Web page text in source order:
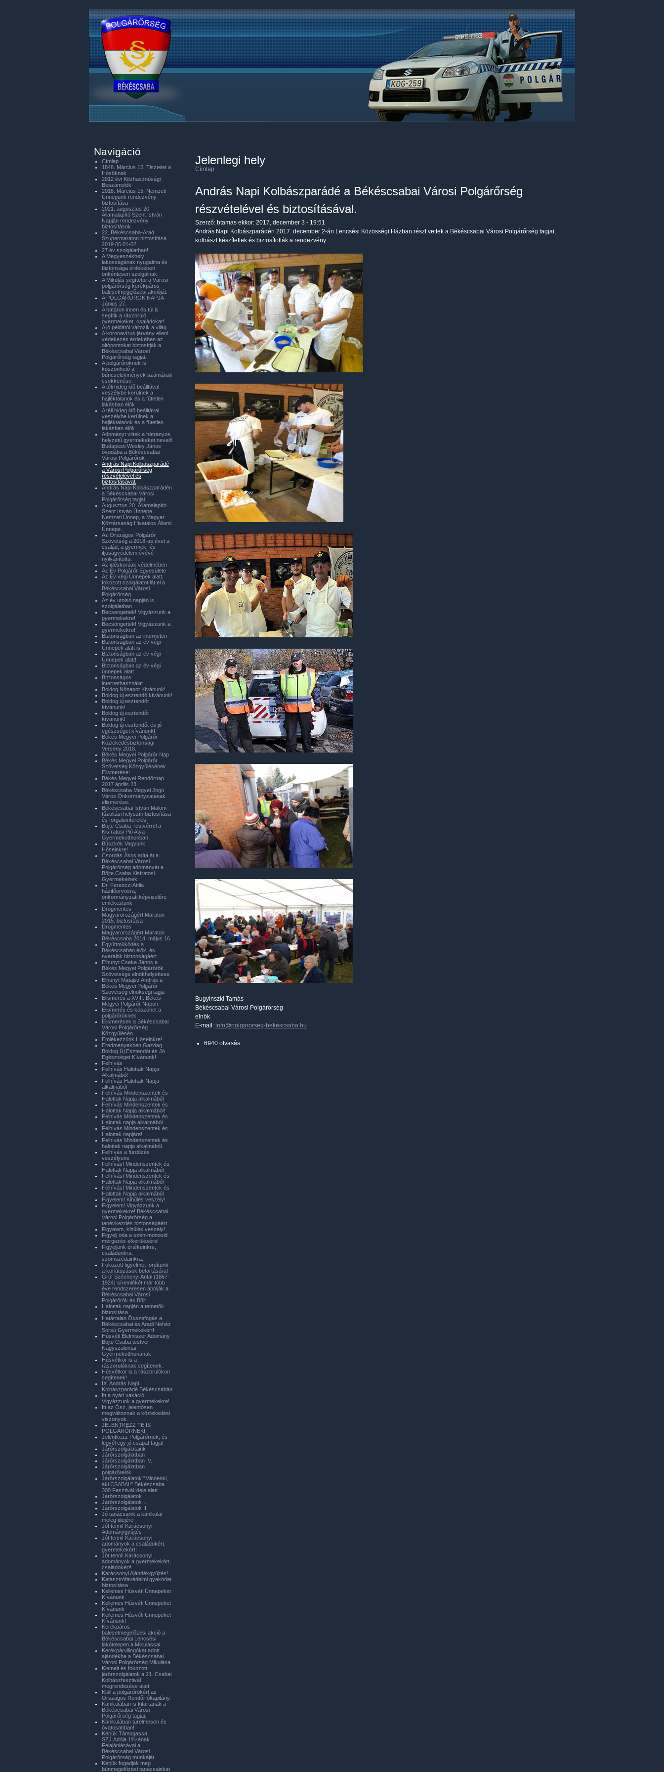
Jelenlegi hely
Címlap
András Napi Kolbászparádé a Békéscsabai Városi Polgárőrség
részvételével és biztosításával.
Szerző: btamas ekkor: 2017, december 3 - 19:51
András Napi Kolbászparádén 2017. december 2-án Lencsési Közösségi Házban részt vettek a Békéscsabai Városi Polgárőrség tagjai,
kolbászt készítettek és biztosították a rendezvény.
Bugyinszki Tamás
Békéscsabai Városi Polgárőrség
elnök
E-mail: info@polgarorseg-bekescsaba.hu
6940 olvasás
Navigáció
Címlap
1848. Március 15. Tisztelet a
Hősöknek
2012 évi Közhasznúsági
Beszámolók
2018. Március 15. Nemzeti
Ünnepünk rendezvény
biztosítása
2021. augusztus 20.
Államalapító Szent István
Napján rendezvény
biztosítások
22, Békéscsaba-Arad
Szupermaraton biztosítása
2019.06.01-02.
27 év szolgálatban!
A Megyeszékhely
lakosságának nyugalma és
biztonsága érdekében
önkéntesen szolgálnak.
A Mikulás segítette a Városi
polgárőrség kerékpáros
balesetmegelőzési akcióját.
A POLGÁRŐRÖK NAPJA
Június 27.
A határon innen és túl is
segítik a rászoruló
gyermekeket, családokat!
A jó példától változik a világ
A koronavírus járvány elleni
védekezés érdekében az
oltópontokat biztosítják a
Békéscsabai Városi
Polgárőrség tagjai.
A polgárőröknek is
köszönhető a
bűncselekmények számának
csökkenése.
A téli hideg idő beálltával
veszélybe kerülnek a
hajléktalanok és a fűtetlen
lakásban élők
A téli hideg idő beálltával
veszélybe kerülnek a
hajléktalanok és a fűtetlen
lakásban élők
Adományt vittek a hátrányos
helyzetű gyermekeket nevelő
Budapesti Wesley János
óvodába a Békéscsabai
Városi Polgárőrök
András Napi Kolbászparádé
a Városi Polgárőrség
részvételével és
biztosításával.
András Napi Kolbászparádén
a Békéscsabai Városi
Polgárőrség tagjai.
Augusztus 20. Államalapító
Szent István Ünnepe,
Nemzeti Ünnep, a Magyar
Köztársaság Hivatalos Állami
Ünnepe.
Az Országos Polgárőr
Szövetség a 2018-as évet a
család, a gyermek- és
ifjúságvédelem évévé
nyilvánította.
Az időskorúak védelmében
Az Év Polgárőr Egyesülete
Az Év végi Ünnepek alatt,
fokozott szolgálatot lát el a
Békéscsabai Városi
Polgárőrség
Az év utolsó napján is
szolgálatban
Becsengettek! Vigyázzunk a
gyermekekre!
Becsöngettek! Vigyázzunk a
gyermekekre!
Biztonságban az interneten
Biztonságban az év végi
Ünnepek alatt is!
Biztonságban az év végi
Ünnepek alatt!
Biztonságban az év végi
ünnepek alatt
Biztonságos
internethasználat
Boldog Nőnapot Kívánunk!
Boldog új esztendő kívánunk!
Boldog új esztendőt
kívánunk!
Boldog új esztendőt
kívánunk!
Boldog új esztendőt és jó
egészséget kívánunk!
Békés Megyei Polgárőr
Közlekedésbiztonsági
Verseny 2018.
Békés Megyei Polgárőr Nap
Békés Megyei Polgárőr
Szövetség Közgyűlésének
Elismerése!
Békés Megyei Rendőrnap
2017.április 23.
Békéscsaba Megyei Jogú
Város Önkormányzatának
elismerése.
Békéscsabai István Malom
tűzoltási helyszín biztosítása
és forgalomterelés.
Böjte Csaba Testvérrel a
Kisíratosi Pió Atya
Gyermekotthonban
Büszkék Vagyunk
Hőseinkre!
Csordás Ákos adta át a
Békéscsabai Városi
Polgárőrség adományát a
Böjte Csaba Kisíratosi
Gyermekeinek.
Dr. Ferenczi Attila
házifőorvosra,
önkormányzati képviselőre
emlékeztünk
Drogmentes
Magyarországért Maraton
2015. biztosítása
Drogmentes
Magyarországért Maraton
Békéscsaba 2014. május 16.
Együttműködés a
Békéscsabán élők, és
nyaralók biztonságáért
Elhunyt Cseke János a
Békés Megyei Polgárőrök
Szövetsége elnökhelyettese
Elhunyt Matajsz András a
Békés Megyei Polgárőr
Szövetség elnökségi tagja
Elismerés a XVIII. Békés
Megyei Polgárőr Napon
Elismerés és köszönet a
polgárőröknek.
Elismerések a Békéscsabai
Városi Polgárőrség
Közgyűlésén.
Emlékezzünk Hőseinkre!
Eredményekben Gazdag
Boldog Új Esztendőt és Jó
Egészséget Kívánunk!
Felhívás
Felhívás Halottak Napja
Alkalmából
Felhívás Halottak Napja
alkalmából
Felhívás Mindenszentek és
Halottak Napja alkalmából
Felhívás Mindenszentek és
Halottak Napja alkalmából!
Felhívás Mindenszentek és
Halottak napja alkalmából.
Felhívás Mindenszentek és
Halottak napjára!
Felhívás Mindenszentek és
halottak napja alkalmából.
Felhívás a fürdőzés
veszélyeire
Felhívás! Mindenszentek és
Halottak Napja alkalmából
Felhívás! Mindenszentek és
Halottak Napja alkalmából
Felhívás! Mindenszentek és
Halottak Napja alkalmából
Figyelem! Kihűlés veszély!
Figyelem! Vigyázzunk a
gyermekekre! Békéscsabai
Városi Polgárőrség a
tanévkezdés biztonságáért.
Figyelem, kihűlés veszély!
Figyelj oda a szén-monoxid
mérgezés elkerülésére!
Figyeljünk értékeinkre,
családunkra,
szomszédainkra.
Fokozott figyelmet fordítunk
a korlátozások betartására!
Gróf Széchenyi Antal (1867-
1924) síremlékét már több
éve rendszeresen ápolják a
Békéscsabai Városi
Polgárőrök és Böjt
Halottak napján a temetők
biztosítása.
Határtalan Összefogás a
Békéscsabai és Aradi Nehéz
Sorsú Gyermekekért!
Húsvéti Élelmiszer Adomány
Böjte Csaba testvér
Nagyszalontai
Gyermekotthonának
Húsvétkor is a
rászorulóknak segítenek.
Húsvétkor is a rászorulókon
segítenek!
IX. András Napi
Kolbászparádé Békéscsabán
Itt a nyári vakáció!
Vigyázzunk a gyermekekre!
Itt az Ősz, jelentősen
megváltoznak a közlekedési
viszonyok.
JELENTKEZZ TE IS
POLGÁRŐRNEK!
Jelentkezz Polgárőrnek, és
legyél egy jó csapat tagja!
Járőrszolgálataink
Járőrszolgálatban
Járőrszolgálatban IV.
Járőrszolgálatban
polgárőreink
Járőrszolgálatok "Mindenki,
aki CSABAI!" Békéscsaba
300 Fesztivál ideje alatt.
Járőrszolgálatok
Járőrszolgálatok I.
Járőrszolgálatok II.
Jó tanácsaink a kánikulai
meleg idejére
Jót tenni! Karácsonyi
Adománygyűjtés
Jót tenni! Karácsonyi
adományok a családokért,
gyermekekért!
Jót tenni! Karácsonyi
adományok a gyermekekért,
családokért!
Karácsonyi Ajándékgyűjtés!
Katasztrófavédelmi gyakorlat
biztosítása
Kellemes Húsvéti Ünnepeket
Kívánunk
Kellemes Húsvéti Ünnepeket
Kívánunk
Kellemes Húsvéti Ünnepeket
Kívánunk!
Kerékpáros
balesetmegelőzési akció a
Békéscsabai Lencsési
lakótelepen a Mikulással.
Kerékpárvillogókat adott
ajándékba a Békéscsabai
Városi Polgárőrség Mikulása.
Kiemelt és fokozott
járőrszolgálatok a 21. Csabai
Kolbászfesztivál
megrendezése alatt.
Kiáll a polgárőrökért az
Országos Rendőrfőkapitány.
Kánikulában is kitartanak a
Békéscsabai Városi
Polgárőrség tagjai.
Kánikulában türelmesen és
óvatosabban!
Kérjük Támogassa
SZJ.Adója 1%-ának
Felajánlásával a
Békéscsabai Városi
Polgárőrség munkáját.
Kérjük fogadják meg
bűnmegelőzési tanácsainkat